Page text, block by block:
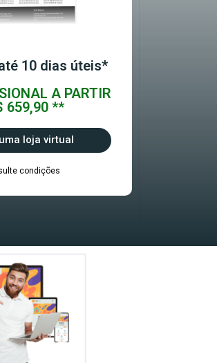
10 dias úteis*
A PARTIR
659,90 **
loja virtual
condições